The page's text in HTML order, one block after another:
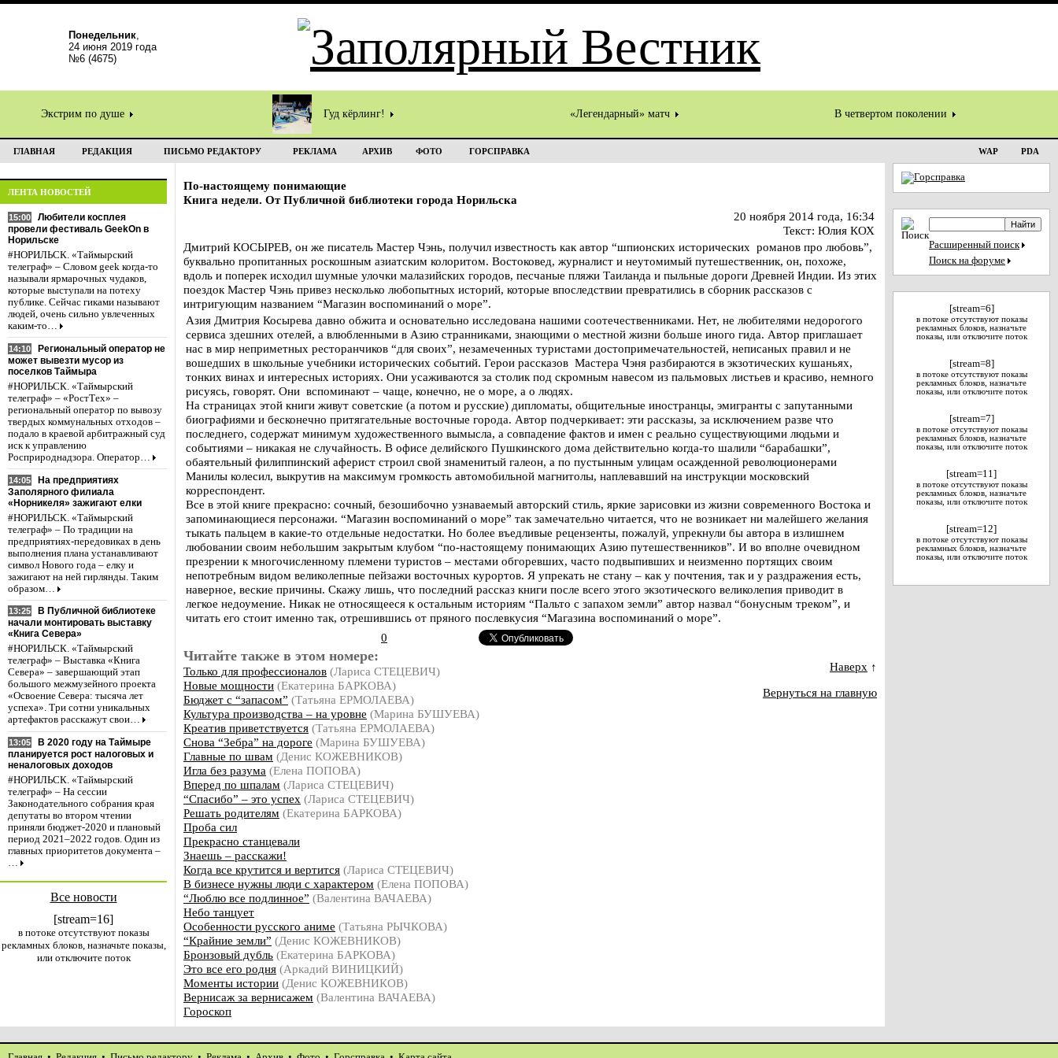
Понедельник,
24 июня 2019 года
№6 (4675)
Экстрим по душе Гуд кёрлинг! «Легендарный» матч В четвертом поколении
ГЛАВНАЯ РЕДАКЦИЯ ПИСЬМО РЕДАКТОРУ РЕКЛАМА АРХИВ ФОТО ГОРСПРАВКА WAP PDA
ЛЕНТА НОВОСТЕЙ
15:00
Любители косплея
провели фестиваль GeekOn в
Норильске
#НОРИЛЬСК. «Таймырский
телеграф» – Словом geek когда-то
называли ярмарочных чудаков,
которые выступали на потеху
публике. Сейчас гиками называют
людей, очень сильно увлеченных
каким-то…
14:10
Региональный оператор не
может вывезти мусор из
поселков Таймыра
#НОРИЛЬСК. «Таймырский
телеграф» – «РостТех» –
региональный оператор по вывозу
твердых коммунальных отходов –
подало в краевой арбитражный суд
иск к управлению
Росприроднадзора. Оператор…
14:05
На предприятиях
Заполярного филиала
«Норникеля» зажигают елки
#НОРИЛЬСК. «Таймырский
телеграф» – По традиции на
предприятиях-передовиках в день
выполнения плана устанавливают
символ Нового года – елку и
зажигают на ней гирлянды. Таким
образом…
13:25
В Публичной библиотеке
начали монтировать выставку
«Книга Севера»
#НОРИЛЬСК. «Таймырский
телеграф» – Выставка «Книга
Севера» – завершающий этап
большого межмузейного проекта
«Освоение Севера: тысяча лет
успеха». Три сотни уникальных
артефактов расскажут свои…
13:05
В 2020 году на Таймыре
планируется рост налоговых и
неналоговых доходов
#НОРИЛЬСК. «Таймырский
телеграф» – На сессии
Законодательного собрания края
депутаты во втором чтении
приняли бюджет-2020 и плановый
период 2021–2022 годов. Один из
главных приоритетов документа –
…
Все новости
[stream=16]
в потоке отсутствуют показы
рекламных блоков, назначьте показы,
или отключите поток
По-настоящему понимающие
Книга недели. От Публичной библиотеки города Норильска
20 ноября 2014 года, 16:34
Текст: Юлия КОХ
Дмитрий КОСЫРЕВ, он же писатель Мастер Чэнь, получил известность как автор “шпионских исторических романов про любовь”,
буквально пропитанных роскошным азиатским колоритом. Востоковед, журналист и неутомимый путешественник, он, похоже,
вдоль и поперек исходил шумные улочки малазийских городов, песчаные пляжи Таиланда и пыльные дороги Древней Индии. Из этих
поездок Мастер Чэнь привез несколько любопытных историй, которые впоследствии превратились в сборник рассказов с
интригующим названием “Магазин воспоминаний о море”.
Азия Дмитрия Косырева давно обжита и основательно исследована нашими соотечественниками. Нет, не любителями недорогого
сервиса здешних отелей, а влюбленными в Азию странниками, знающими о местной жизни больше иного гида. Автор приглашает
нас в мир неприметных ресторанчиков “для своих”, незамеченных туристами достопримечательностей, неписаных правил и не
вошедших в школьные учебники исторических событий. Герои рассказов Мастера Чэня разбираются в экзотических кушаньях,
тонких винах и интересных историях. Они усаживаются за столик под скромным навесом из пальмовых листьев и красиво, немного
рисуясь, говорят. Они вспоминают – чаще, конечно, не о море, а о людях.
На страницах этой книги живут советские (а потом и русские) дипломаты, общительные иностранцы, эмигранты с запутанными
биографиями и бесконечно притягательные восточные города. Автор подчеркивает: эти рассказы, за исключением разве что
последнего, содержат минимум художественного вымысла, а совпадение фактов и имен с реально существующими людьми и
событиями – никакая не случайность. В офисе делийского Пушкинского дома действительно когда-то шалили “барабашки”,
обаятельный филиппинский аферист строил свой знаменитый галеон, а по пустынным улицам осажденной революционерами
Манилы колесил, выкрутив на максимум громкость автомобильной магнитолы, наплевавший на инструкции московский
корреспондент.
Все в этой книге прекрасно: сочный, безошибочно узнаваемый авторский стиль, яркие зарисовки из жизни современного Востока и
запоминающиеся персонажи. “Магазин воспоминаний о море” так замечательно читается, что не возникает ни малейшего желания
тыкать пальцем в какие-то отдельные недостатки. Но более въедливые рецензенты, пожалуй, упрекнули бы автора в излишнем
любовании своим небольшим закрытым клубом “по-настоящему понимающих Азию путешественников”. И во вполне очевидном
презрении к многочисленному племени туристов – местами обгоревших, часто подвыпивших и неизменно портящих своим
непотребным видом великолепные пейзажи восточных курортов. Я упрекать не стану – как у почтения, так и у раздражения есть,
наверное, веские причины. Скажу лишь, что последний рассказ книги после всего этого экзотического великолепия приводит в
легкое недоумение. Никак не относящееся к остальным историям “Пальто с запахом земли” автор назвал “бонусным треком”, и
читать его стоит именно так, отрешившись от пряного послевкусия “Магазина воспоминаний о море”.
0
Читайте также в этом номере:
Только для профессионалов (Лариса СТЕЦЕВИЧ)
Новые мощности (Екатерина БАРКОВА)
Бюджет с “запасом” (Татьяна ЕРМОЛАЕВА)
Культура производства – на уровне (Марина БУШУЕВА)
Креатив приветствуется (Татьяна ЕРМОЛАЕВА)
Cнова “Зебра” на дороге (Марина БУШУЕВА)
Главные по швам (Денис КОЖЕВНИКОВ)
Игла без разума (Елена ПОПОВА)
Вперед по шпалам (Лариса СТЕЦЕВИЧ)
“Спасибо” – это успех (Лариса СТЕЦЕВИЧ)
Решать родителям (Екатерина БАРКОВА)
Проба сил
Прекрасно станцевали
Знаешь – расскажи!
Когда все крутится и вертится (Лариса СТЕЦЕВИЧ)
В бизнесе нужны люди с характером (Елена ПОПОВА)
“Люблю все подлинное” (Валентина ВАЧАЕВА)
Небо танцует
Особенности русского аниме (Татьяна РЫЧКОВА)
“Крайние земли” (Денис КОЖЕВНИКОВ)
Бронзовый дубль (Екатерина БАРКОВА)
Это все его родня (Аркадий ВИНИЦКИЙ)
Моменты истории (Денис КОЖЕВНИКОВ)
Вернисаж за вернисажем (Валентина ВАЧАЕВА)
Гороскоп
Наверх ↑
Вернуться на главную
Расширенный поиск
Поиск на форуме
[stream=6]
в потоке отсутствуют показы
рекламных блоков, назначьте
показы, или отключите поток
[stream=8]
в потоке отсутствуют показы
рекламных блоков, назначьте
показы, или отключите поток
[stream=7]
в потоке отсутствуют показы
рекламных блоков, назначьте
показы, или отключите поток
[stream=11]
в потоке отсутствуют показы
рекламных блоков, назначьте
показы, или отключите поток
[stream=12]
в потоке отсутствуют показы
рекламных блоков, назначьте
показы, или отключите поток